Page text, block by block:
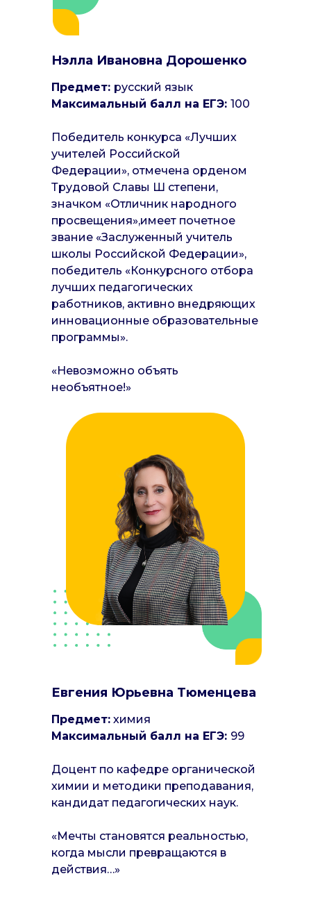
Нэлла Ивановна Дорошенко
Предмет: русский язык
Максимальный балл на ЕГЭ: 100
Победитель конкурса «Лучших
учителей Российской
Федерации», отмечена орденом
Трудовой Славы Ш степени,
значком «Отличник народного
просвещения»,имеет почетное
звание «Заслуженный учитель
школы Российской Федерации»,
победитель «Конкурсного отбора
лучших педагогических
работников, активно внедряющих
инновационные образовательные
программы».
«Невозможно объять
необъятное!»
Евгения Юрьевна Тюменцева
Предмет: химия
Максимальный балл на ЕГЭ: 99
Доцент по кафедре органической
химии и методики преподавания,
кандидат педагогических наук.
«Мечты становятся реальностью,
когда мысли превращаются в
действия…»